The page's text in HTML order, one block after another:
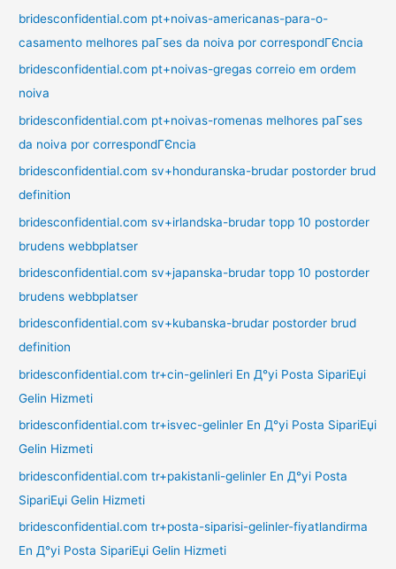
bridesconfidential.com pt+noivas-americanas-para-o-
casamento melhores paГ­ses da noiva por correspondГЄncia
bridesconfidential.com pt+noivas-gregas correio em ordem
noiva
bridesconfidential.com pt+noivas-romenas melhores paГ­ses
da noiva por correspondГЄncia
bridesconfidential.com sv+honduranska-brudar postorder brud
definition
bridesconfidential.com sv+irlandska-brudar topp 10 postorder
brudens webbplatser
bridesconfidential.com sv+japanska-brudar topp 10 postorder
brudens webbplatser
bridesconfidential.com sv+kubanska-brudar postorder brud
definition
bridesconfidential.com tr+cin-gelinleri En Д°yi Posta SipariЕџi
Gelin Hizmeti
bridesconfidential.com tr+isvec-gelinler En Д°yi Posta SipariЕџi
Gelin Hizmeti
bridesconfidential.com tr+pakistanli-gelinler En Д°yi Posta
SipariЕџi Gelin Hizmeti
bridesconfidential.com tr+posta-siparisi-gelinler-fiyatlandirma
En Д°yi Posta SipariЕџi Gelin Hizmeti